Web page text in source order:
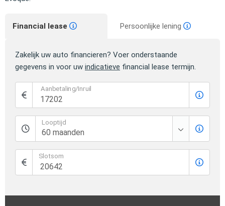
Financial lease Persoonlijke lening
Zakelijk uw auto financieren? Voer onderstaande
gegevens in voor uw indicatieve financial lease termijn.
Aanbetaling/Inruil
Looptijd
Slotsom